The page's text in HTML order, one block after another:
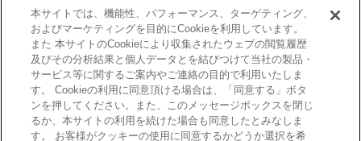
サイトの利用について
サイトマップ
関連リンク
採用情報
本サイトでは、機能性、パフォーマンス、ターゲティング、
およびマーケティングを目的にCookieを利用しています。
また 本サイトのCookieにより収集されたウェブの閲覧履歴
及びその分析結果と個人データとを結びつけて当社の製品・
サービス等に関するご案内やご連絡の目的で利用いたしま
す。 Cookieの利用に同意頂ける場合は、「同意する」ボタ
ンを押してください。また、このメッセージボックスを閉じ
るか、本サイトの利用を続けた場合も同意したとみなしま
す。 お客様がクッキーの使用に同意するかどうか選択を希